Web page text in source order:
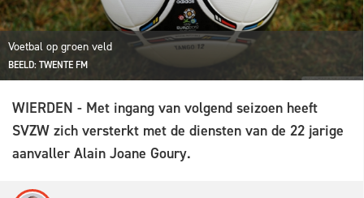
Voetbal op groen veld
BEELD: TWENTE FM
WIERDEN - Met ingang van volgend seizoen heeft
SVZW zich versterkt met de diensten van de 22 jarige
aanvaller Alain Joane Goury.